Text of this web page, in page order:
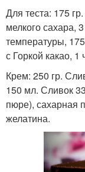
Для теста: 175
мелкого сахара,
температуры,
с Горкой какао,
Крем: 250 гр.
150 мл. Сливок
пюре), сахарная
желатина.